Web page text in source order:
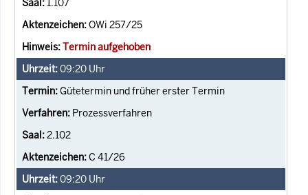
1.107
OWi 257/25
Termin aufgehoben
09:20 Uhr
Gütetermin und früher erster Termin
Prozessverfahren
2.102
C 41/26
09:20 Uhr